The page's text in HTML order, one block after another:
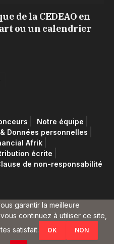
de la CEDEAO en
ou un calendrier
Notre équipe
Données personnelles
Afrik
écrite
de non-responsabilité
garantir la meilleure
continuez à utiliser ce site,
satisfait.
OK NON